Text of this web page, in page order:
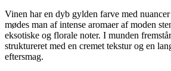
Vinen har en dyb gylden farve med
mødes man af intense aromaer af moden
eksotiske og florale noter. I munden
struktureret med en cremet tekstur og en
eftersmag.